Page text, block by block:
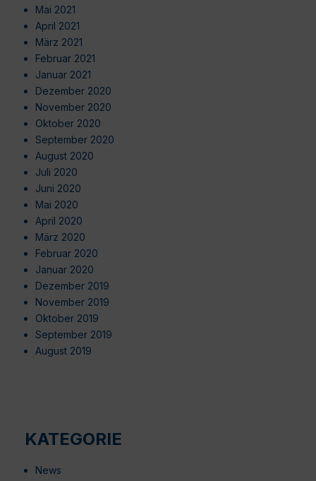
Mai 2021
April 2021
März 2021
Februar 2021
Januar 2021
Dezember 2020
November 2020
Oktober 2020
September 2020
August 2020
Juli 2020
Juni 2020
Mai 2020
April 2020
März 2020
Februar 2020
Januar 2020
Dezember 2019
November 2019
Oktober 2019
September 2019
August 2019
KATEGORIE
News